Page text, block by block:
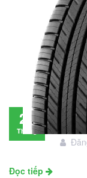
28
Tháng
đầu
Đọc tiếp